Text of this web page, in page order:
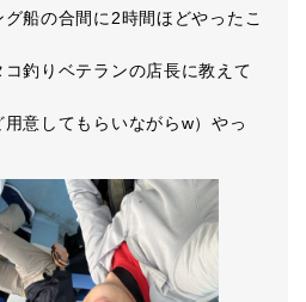
船の合間に2時間ほどやったこ
釣りベテランの店長に教えて
用意してもらいながらw）やっ